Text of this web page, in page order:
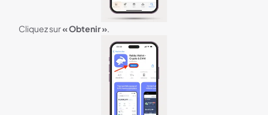
Cliquez sur« Obtenir »